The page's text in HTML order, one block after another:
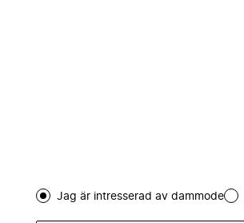
Jag är intresserad av dammode